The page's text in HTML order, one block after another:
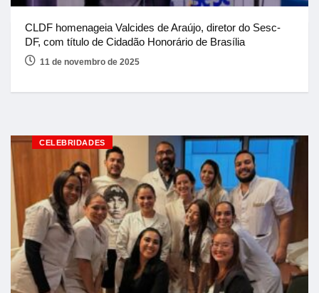
CLDF homenageia Valcides de Araújo, diretor do Sesc-
DF, com título de Cidadão Honorário de Brasília
11 de novembro de 2025
CELEBRIDADES